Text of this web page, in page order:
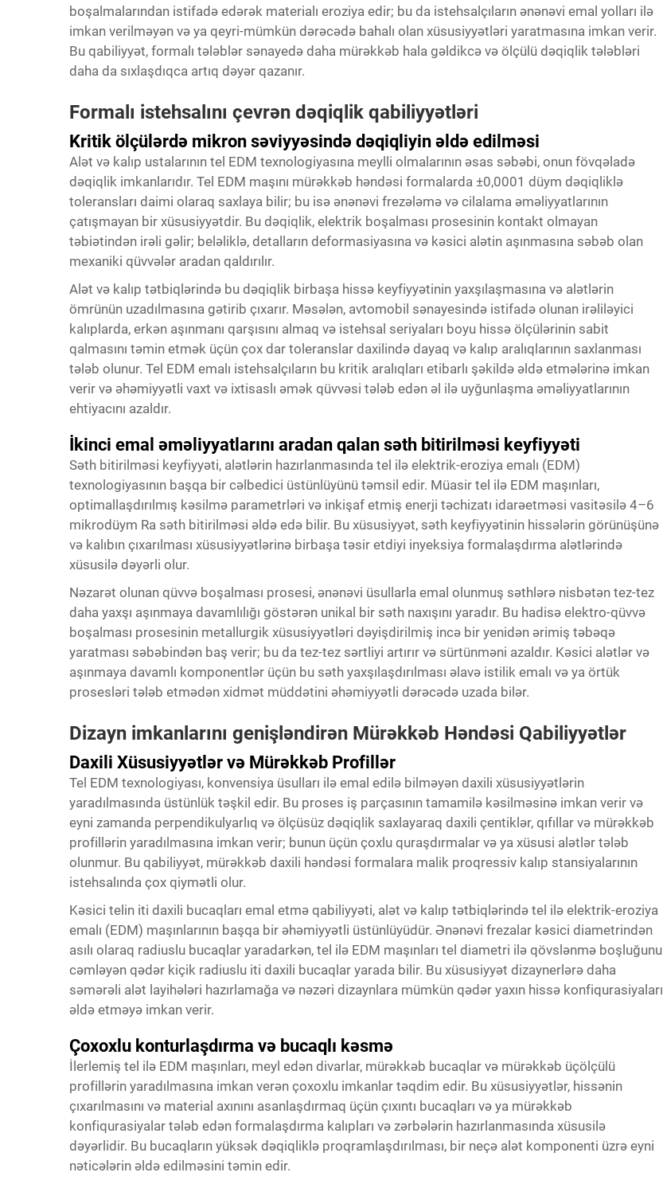
boşalmalarından istifadə edərək materialı eroziya edir; bu da istehsalçıların ənənəvi emal yolları ilə
imkan verilməyən və ya qeyri-mümkün dərəcədə bahalı olan xüsusiyyətləri yaratmasına imkan verir.
Bu qabiliyyət, formalı tələblər sənayedə daha mürəkkəb hala gəldikcə və ölçülü dəqiqlik tələbləri
daha da sıxlaşdıqca artıq dəyər qazanır.
Formalı istehsalını çevrən dəqiqlik qabiliyyətləri
Kritik ölçülərdə mikron səviyyəsində dəqiqliyin əldə edilməsi
Alət və kalıp ustalarının tel EDM texnologiyasına meylli olmalarının əsas səbəbi, onun fövqəladə
dəqiqlik imkanlarıdır. Tel EDM maşını mürəkkəb həndəsi formalarda ±0,0001 düym dəqiqliklə
toleransları daimi olaraq saxlaya bilir; bu isə ənənəvi frezələmə və cilalama əməliyyatlarının
çatışmayan bir xüsusiyyətdir. Bu dəqiqlik, elektrik boşalması prosesinin kontakt olmayan
təbiətindən irəli gəlir; beləliklə, detalların deformasiyasına və kəsici alətin aşınmasına səbəb olan
mexaniki qüvvələr aradan qaldırılır.
Alət və kalıp tətbiqlərində bu dəqiqlik birbaşa hissə keyfiyyətinin yaxşılaşmasına və alətlərin
ömrünün uzadılmasına gətirib çıxarır. Məsələn, avtomobil sənayesində istifadə olunan irəliləyici
kalıplarda, erkən aşınmanı qarşısını almaq və istehsal seriyaları boyu hissə ölçülərinin sabit
qalmasını təmin etmək üçün çox dar toleranslar daxilində dayaq və kalıp aralıqlarının saxlanması
tələb olunur. Tel EDM emalı istehsalçıların bu kritik aralıqları etibarlı şəkildə əldə etmələrinə imkan
verir və əhəmiyyətli vaxt və ixtisaslı əmək qüvvəsi tələb edən əl ilə uyğunlaşma əməliyyatlarının
ehtiyacını azaldır.
İkinci emal əməliyyatlarını aradan qalan səth bitirilməsi keyfiyyəti
Səth bitirilməsi keyfiyyəti, alətlərin hazırlanmasında tel ilə elektrik-eroziya emalı (EDM)
texnologiyasının başqa bir cəlbedici üstünlüyünü təmsil edir. Müasir tel ilə EDM maşınları,
optimallaşdırılmış kəsilmə parametrləri və inkişaf etmiş enerji təchizatı idarəetməsi vasitəsilə 4–6
mikrodüym Ra səth bitirilməsi əldə edə bilir. Bu xüsusiyyət, səth keyfiyyətinin hissələrin görünüşünə
və kalıbın çıxarılması xüsusiyyətlərinə birbaşa təsir etdiyi inyeksiya formalaşdırma alətlərində
xüsusilə dəyərli olur.
Nəzarət olunan qüvvə boşalması prosesi, ənənəvi üsullarla emal olunmuş səthlərə nisbətən tez-tez
daha yaxşı aşınmaya davamlılığı göstərən unikal bir səth naxışını yaradır. Bu hadisə elektro-qüvvə
boşalması prosesinin metallurgik xüsusiyyətləri dəyişdirilmiş incə bir yenidən ərimiş təbəqə
yaratması səbəbindən baş verir; bu da tez-tez sərtliyi artırır və sürtünməni azaldır. Kəsici alətlər və
aşınmaya davamlı komponentlər üçün bu səth yaxşılaşdırılması əlavə istilik emalı və ya örtük
prosesləri tələb etmədən xidmət müddətini əhəmiyyətli dərəcədə uzada bilər.
Dizayn imkanlarını genişləndirən Mürəkkəb Həndəsi Qabiliyyətlər
Daxili Xüsusiyyətlər və Mürəkkəb Profillər
Tel EDM texnologiyası, konvensiya üsulları ilə emal edilə bilməyən daxili xüsusiyyətlərin
yaradılmasında üstünlük təşkil edir. Bu proses iş parçasının tamamilə kəsilməsinə imkan verir və
eyni zamanda perpendikulyarlıq və ölçüsüz dəqiqlik saxlayaraq daxili çentiklər, qıfıllar və mürəkkəb
profillərin yaradılmasına imkan verir; bunun üçün çoxlu quraşdırmalar və ya xüsusi alətlər tələb
olunmur. Bu qabiliyyət, mürəkkəb daxili həndəsi formalara malik proqressiv kalıp stansiyalarının
istehsalında çox qiymətli olur.
Kəsici telin iti daxili bucaqları emal etmə qabiliyyəti, alət və kalıp tətbiqlərində tel ilə elektrik-eroziya
emalı (EDM) maşınlarının başqa bir əhəmiyyətli üstünlüyüdür. Ənənəvi frezalar kəsici diametrindən
asılı olaraq radiuslu bucaqlar yaradarkən, tel ilə EDM maşınları tel diametri ilə qövslənmə boşluğunu
cəmləyən qədər kiçik radiuslu iti daxili bucaqlar yarada bilir. Bu xüsusiyyət dizaynerlərə daha
səmərəli alət layihələri hazırlamağa və nəzəri dizaynlara mümkün qədər yaxın hissə konfiqurasiyaları
əldə etməyə imkan verir.
Çoxoxlu konturlaşdırma və bucaqlı kəsmə
İlerlemiş tel ilə EDM maşınları, meyl edən divarlar, mürəkkəb bucaqlar və mürəkkəb üçölçülü
profillərin yaradılmasına imkan verən çoxoxlu imkanlar təqdim edir. Bu xüsusiyyətlər, hissənin
çıxarılmasını və material axınını asanlaşdırmaq üçün çıxıntı bucaqları və ya mürəkkəb
konfiqurasiyalar tələb edən formalaşdırma kalıpları və zərbələrin hazırlanmasında xüsusilə
dəyərlidir. Bu bucaqların yüksək dəqiqliklə proqramlaşdırılması, bir neçə alət komponenti üzrə eyni
nəticələrin əldə edilməsini təmin edir.